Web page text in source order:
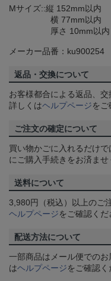
Mサイズ::縦 152mm以内
横 77mm以内
厚さ 10mm以内
メーカー品番：ku900254
返品・交換について
お客様都合による返品、交
詳しくはヘルプページをご
ご注文の確定について
買い物かごに入れるだけ
にご購入手続きをお済ませ
送料について
3,980円（税込）以上のご
ヘルプページをご確認くだ
配送方法について
一部商品はメール便での
はヘルプページをご確認く